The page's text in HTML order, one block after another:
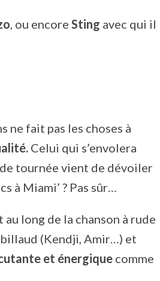
, ou encore Sting avec qui il
ne fait pas les choses à
Celui qui s’envolera
tournée vient de dévoiler
à Miami’ ? Pas sûr…
long de la chanson à rude
(Kendji, Amir…) et
et énergique comme